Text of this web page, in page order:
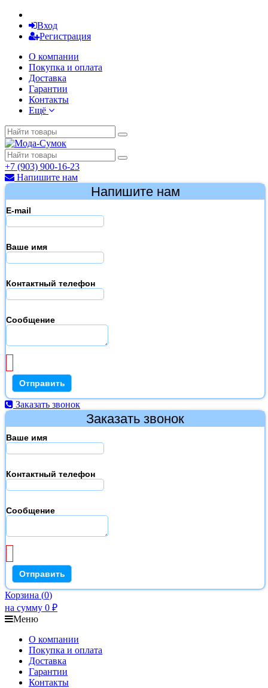
Вход
Регистрация
О компании
Покупка и оплата
Доставка
Гарантии
Контакты
Ещё
+7 (903) 900-16-23
Напишите нам
Напишите нам
E-mail
Ваше имя
Контактный телефон
Сообщение
Заказать звонок
Заказать звонок
Ваше имя
Контактный телефон
Сообщение
Корзина (0)
на сумму 0 ₽
Меню
О компании
Покупка и оплата
Доставка
Гарантии
Контакты